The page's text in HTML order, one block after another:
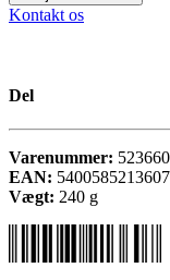
Kontakt os
Del
Varenummer: 523660
EAN: 5400585213607
Vægt: 240 g